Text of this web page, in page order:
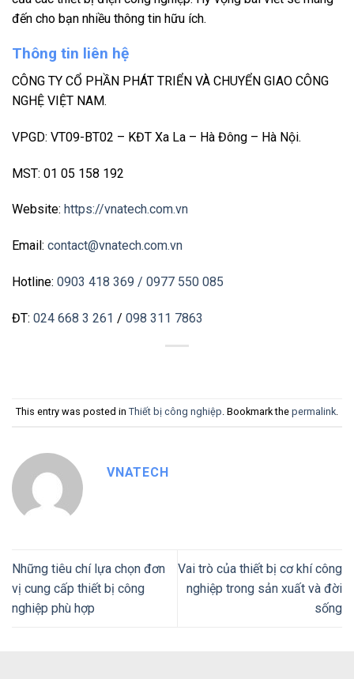
đến cho bạn nhiều thông tin hữu ích.
Thông tin liên hệ
CÔNG TY CỔ PHẦN PHÁT TRIỂN VÀ CHUYỂN GIAO CÔNG
NGHỆ VIỆT NAM.
VPGD: VT09-BT02 – KĐT Xa La – Hà Đông – Hà Nội.
MST: 01 05 158 192
Website: https://vnatech.com.vn
Email: contact@vnatech.com.vn
Hotline: 0903 418 369 / 0977 550 085
ĐT: 024 668 3 261 / 098 311 7863
This entry was posted in Thiết bị công nghiệp . Bookmark the permalink
VNATECH
Những tiêu chí lựa chọn đơn
vị cung cấp thiết bị công
nghiệp phù hợp
Vai trò của thiết bị cơ khí công
nghiệp trong sản xuất và đời
sống